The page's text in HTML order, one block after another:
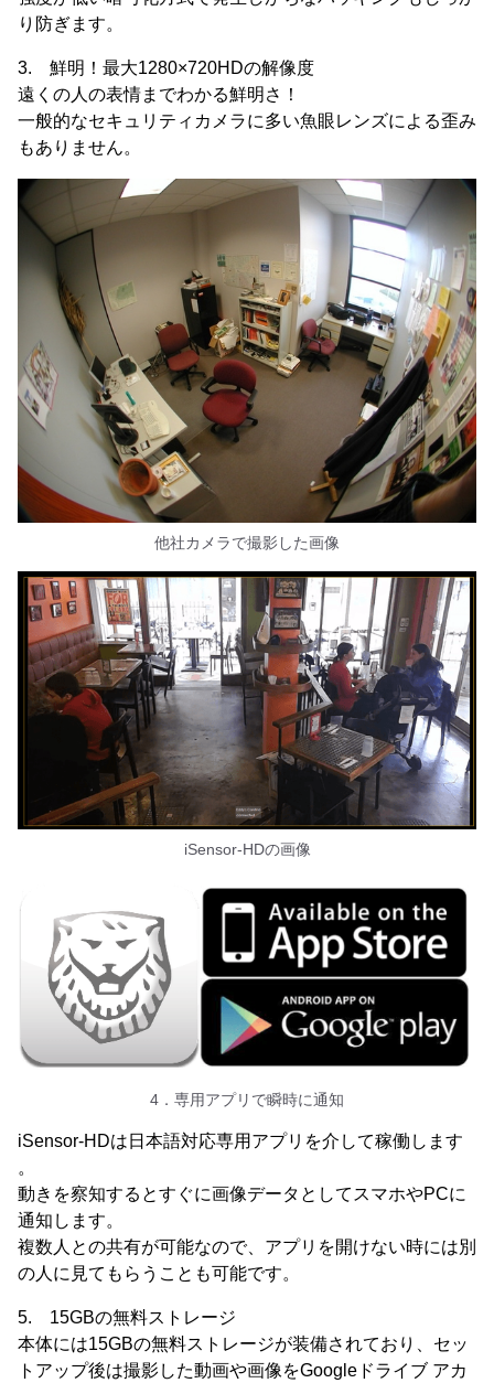
り防ぎます。
3. 鮮明！最大1280×720HDの解像度
遠くの人の表情までわかる鮮明さ！
一般的なセキュリティカメラに多い魚眼レンズによる歪み
もありません。
他社カメラで撮影した画像
iSensor-HDの画像
4．専用アプリで瞬時に通知
iSensor-HDは日本語対応専用アプリを介して稼働します
。
動きを察知するとすぐに画像データとしてスマホやPCに
通知します。
複数人との共有が可能なので、アプリを開けない時には別
の人に見てもらうことも可能です。
5. 15GBの無料ストレージ
本体には15GBの無料ストレージが装備されており、セッ
トアップ後は撮影した動画や画像をGoogleドライブ アカ